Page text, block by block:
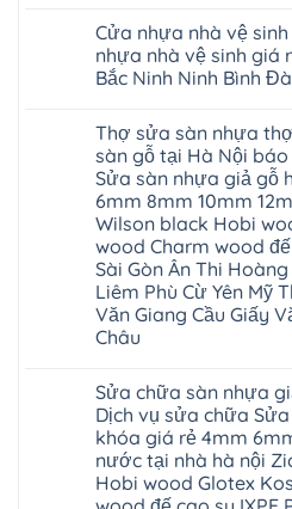
Đan
Phượng
Gia
Lộc
Quảng
Miện
Nghệ
An
Thanh
Hà
Ninh
Bình
Thái
Bình
Thanh
Hóa
Quỳnh
Phụ
Phú
Cai
Tuyên
Quang
Tuyên
Quang
Phòng
trọng
bao
nhiêu
Sàn
nhựa
Glotex
có
tốt
không
sàn
nhựa
glotex
của
nước
nào
Hà
Nội
Thanh
Xuân
tpHCM
Gia
Lâm
Phú
Thọ
Phòng
Sóc
Sơn
bình
luận
ở
Cửa
ngủ
tại
Hà
Nội
cửa
composite
báo
giá
rẻ
Bắc
Ninh
Thanh
Xuân
Tây
Hồ
Thái
Bình
Hưng
Yên
Đông
Hạ
Cửa nhựa nhà vệ
nhựa nhà vệ sinh giá
Bắc Ninh Ninh Bình
bình
luận
ở
Cửa
nhựa
nhà
vệ
sinh
tại
Hà
Nội
báo
giá
cửa
nhựa
sinh
giá
rẻ
tpHCM
Thanh
Xuân
Bắc
Ninh
Thợ sửa sàn nhựa
sàn gỗ tại Hà Nội
Sửa sàn nhựa giả gỗ
6mm 8mm 10mm
Wilson black Hobi
wood Charm wood
Sài Gòn Ân Thi
Liêm Phù Cừ Yên Mỹ
Văn Giang Cầu Giấy
Châu
bình
luận
ở
Thợ
sửa
sàn
nhựa
thợ
Sửa chữa sàn nhựa
Dịch vụ sửa chữa
khóa giá rẻ 4mm
nước tại nhà hà nội
Hobi wood Glotex